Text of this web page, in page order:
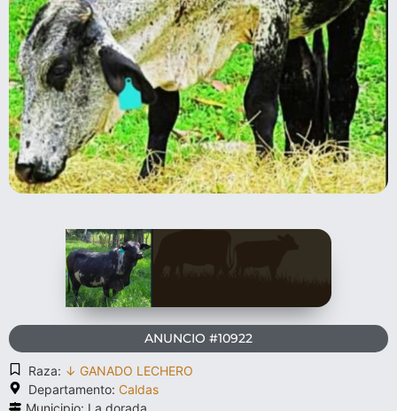
ANUNCIO #10922
Raza: ↓ GANADO LECHERO
Departamento: Caldas
Municipio: La dorada